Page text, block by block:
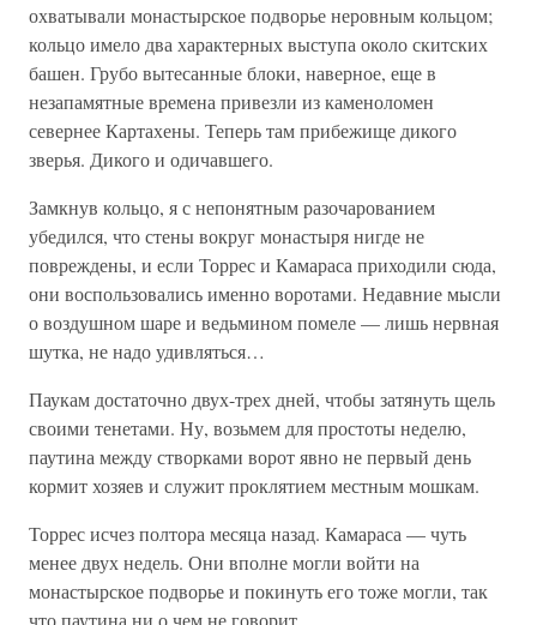
охватывали монастырское подворье неровным кольцом;
кольцо имело два характерных выступа около скитских
башен. Грубо вытесанные блоки, наверное, еще в
незапамятные времена привезли из каменоломен
севернее Картахены. Теперь там прибежище дикого
зверья. Дикого и одичавшего.
Замкнув кольцо, я с непонятным разочарованием
убедился, что стены вокруг монастыря нигде не
повреждены, и если Торрес и Камараса приходили сюда,
они воспользовались именно воротами. Недавние мысли
о воздушном шаре и ведьмином помеле — лишь нервная
шутка, не надо удивляться…
Паукам достаточно двух-трех дней, чтобы затянуть щель
своими тенетами. Ну, возьмем для простоты неделю,
паутина между створками ворот явно не первый день
кормит хозяев и служит проклятием местным мошкам.
Торрес исчез полтора месяца назад. Камараса — чуть
менее двух недель. Они вполне могли войти на
монастырское подворье и покинуть его тоже могли, так
что паутина ни о чем не говорит.